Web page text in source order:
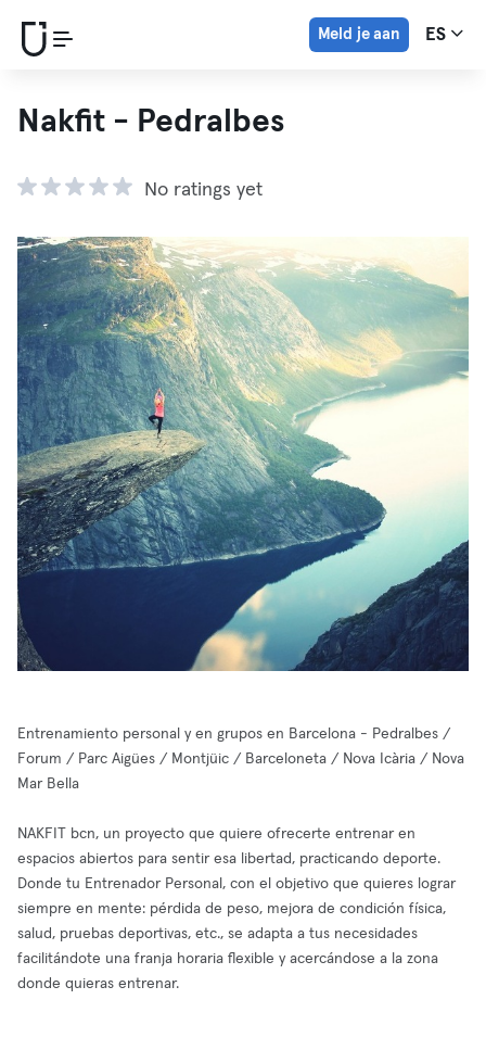
Meld je aan ES
Nakfit - Pedralbes
No ratings yet
Entrenamiento personal y en grupos en Barcelona - Pedralbes /
Forum / Parc Aigües / Montjüic / Barceloneta / Nova Icària / Nova
Mar Bella
NAKFIT bcn, un proyecto que quiere ofrecerte entrenar en
espacios abiertos para sentir esa libertad, practicando deporte.
Donde tu Entrenador Personal, con el objetivo que quieres lograr
siempre en mente: pérdida de peso, mejora de condición física,
salud, pruebas deportivas, etc., se adapta a tus necesidades
facilitándote una franja horaria flexible y acercándose a la zona
donde quieras entrenar.